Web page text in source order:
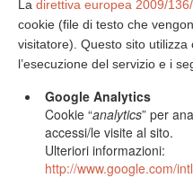
La direttiva europea 2009/
cookie (file di testo che
visitatore). Questo sito utilizza
l’esecuzione del servizio e i
Google Analytics
Cookie “analytics” per
accessi/le visite al sito.
Ulteriori informazioni:
http://www.google.com/